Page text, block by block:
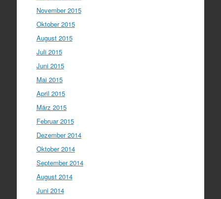
November 2015
Oktober 2015
August 2015
Juli 2015
Juni 2015
Mai 2015
April 2015
März 2015
Februar 2015
Dezember 2014
Oktober 2014
September 2014
August 2014
Juni 2014